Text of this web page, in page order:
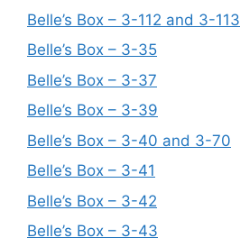
Belle’s Box – 3-112 and 3-113
Belle’s Box – 3-35
Belle’s Box – 3-37
Belle’s Box – 3-39
Belle’s Box – 3-40 and 3-70
Belle’s Box – 3-41
Belle’s Box – 3-42
Belle’s Box – 3-43